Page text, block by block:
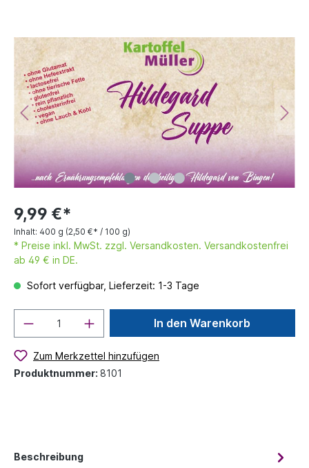
9,99 €*
Inhalt: 400 g (2,50 €* / 100 g)
* Preise inkl. MwSt. zzgl. Versandkosten. Versandkostenfrei
ab 49 € in DE.
Sofort verfügbar, Lieferzeit: 1-3 Tage
In den Warenkorb
Zum Merkzettel hinzufügen
Produktnummer: 8101
Beschreibung